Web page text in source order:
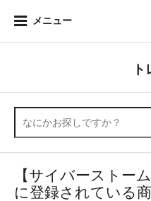
メニュー
【サイバーストー
に登録されている